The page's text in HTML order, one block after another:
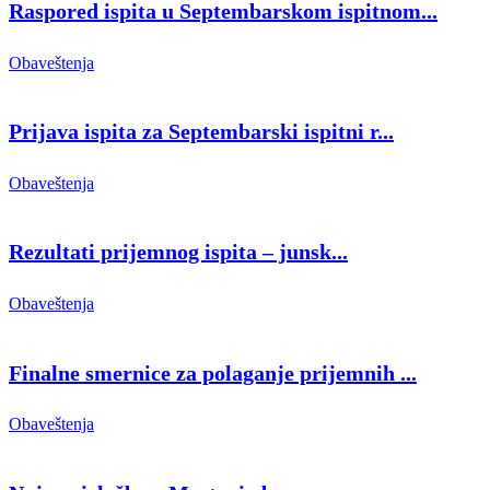
Raspored ispita u Septembarskom ispitnom...
Obaveštenja
Prijava ispita za Septembarski ispitni r...
Obaveštenja
Rezultati prijemnog ispita – junsk...
Obaveštenja
Finalne smernice za polaganje prijemnih ...
Obaveštenja